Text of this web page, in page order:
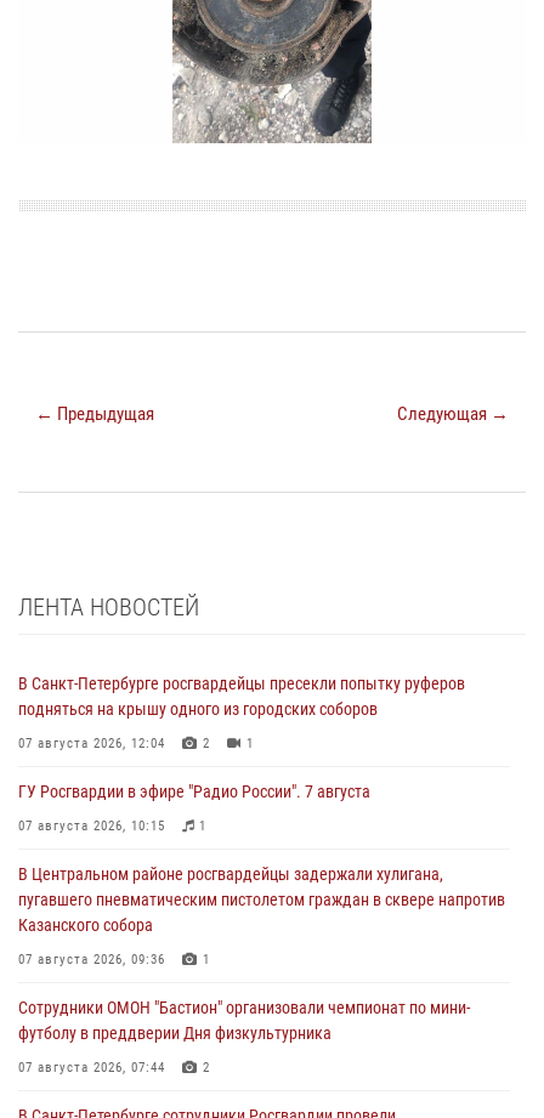
← Предыдущая Следующая →
ЛЕНТА НОВОСТЕЙ
В Санкт-Петербурге росгвардейцы пресекли попытку руферов
подняться на крышу одного из городских соборов
07 августа 2026, 12:04 2 1
ГУ Росгвардии в эфире "Радио России". 7 августа
07 августа 2026, 10:15 1
В Центральном районе росгвардейцы задержали хулигана,
пугавшего пневматическим пистолетом граждан в сквере напротив
Казанского собора
07 августа 2026, 09:36 1
Сотрудники ОМОН "Бастион" организовали чемпионат по мини-
футболу в преддверии Дня физкультурника
07 августа 2026, 07:44 2